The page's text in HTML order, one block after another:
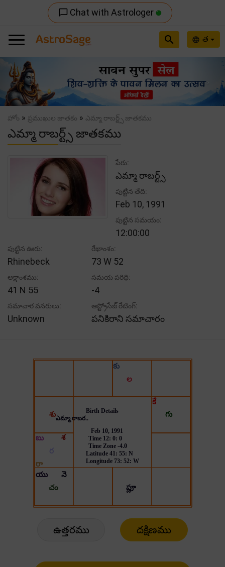
chat_bubble_outline Chat with Astrologer
language త
search
Previous
హోం » ప్రముఖుల జాతకం » ఎమ్మా రాబర్ట్స్ జాతకము
ఎమ్మా రాబర్ట్స్ జాతకము
పేరు:
ఎమ్మా రాబర్ట్స్
పుట్టిన తేది:
Feb 10, 1991
పుట్టిన సమయం:
12:00:00
పుట్టిన ఊరు:
Rhinebeck
రేఖాంశం:
73 W 52
అక్షాంశము:
41 N 55
సమయ పరిధి:
-4
సమాచార వనరులు:
Unknown
ఆస్ట్రోసేజ్ రేటింగ్:
పనికిరాని సమాచారం
ఉత్తరము దక్షిణము